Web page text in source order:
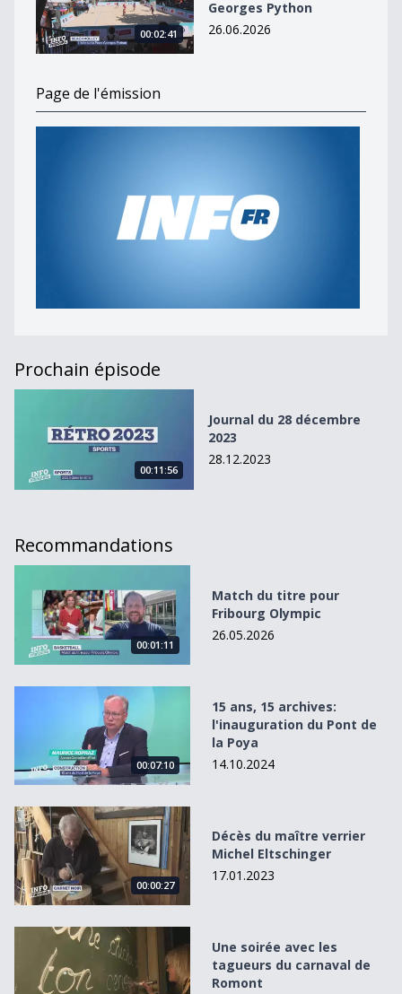
00:02:41
Georges Python
26.06.2026
Page de l'émission
Prochain épisode
00:11:56
Journal du 28 décembre
2023
28.12.2023
Recommandations
00:01:11
Match du titre pour
Fribourg Olympic
26.05.2026
15 ans, 15 archives: l&#039;inauguration du Pont de la
00:07:10
15 ans, 15 archives:
l'inauguration du Pont de
la Poya
14.10.2024
Décès du maître verrier Michel Eltschinger
00:00:27
Décès du maître verrier
Michel Eltschinger
17.01.2023
Une soirée avec les tagueurs du carnaval de Romont
Une soirée avec les
tagueurs du carnaval de
Romont